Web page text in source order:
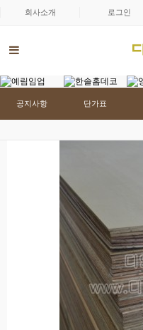
회사소개 로그인
공지사항 단가표